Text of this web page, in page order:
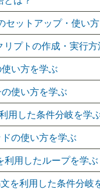
セットアップ・使い
リプトの作成・実行方
い方を学ぶ
使い方を学ぶ
用した条件分岐を学
の使い方を学ぶ
利用したループを学ぶ
を利用した条件分岐